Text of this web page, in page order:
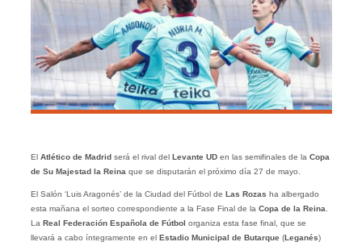
El Atlético de Madrid será el rival del Levante UDen las semifinales de la Copa
de Su Majestad la Reina que se disputarán el próximo día 27 de mayo.
El Salón ‘Luis Aragonés’ de la Ciudad del Fútbol de Las Rozas ha albergado
esta mañana el sorteo correspondiente a la Fase Final de la Copa de la Reina
La Real Federación Española de Fútbol organiza esta fase final, que se
llevará a cabo íntegramente en el Estadio Municipal de Butarque(Leganés)